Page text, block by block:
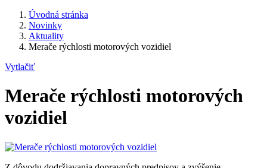
Úvodná stránka
Novinky
Aktuality
Merače rýchlosti motorových vozidiel
Vytlačiť
Merače rýchlosti motorových
vozidiel